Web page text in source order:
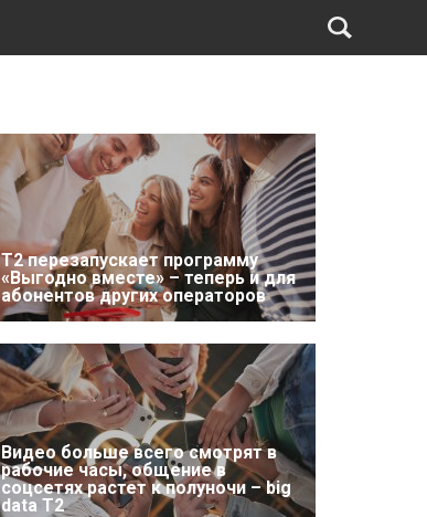
Т2 перезапускает программу
«Выгодно вместе» – теперь и для
абонентов других операторов
Видео больше всего смотрят в
рабочие часы, общение в
соцсетях растет к полуночи – big
data T2